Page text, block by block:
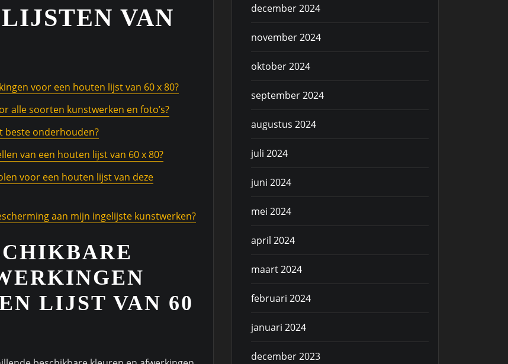
VAN
voor een houten lijst van 60 x 80?
alle soorten kunstwerken en foto’s?
beste onderhouden?
van een houten lijst van 60 x 80?
voor een houten lijst van deze
aan mijn ingelijste kunstwerken?
LIJST VAN 60
december 2024
november 2024
oktober 2024
september 2024
augustus 2024
juli 2024
juni 2024
mei 2024
april 2024
maart 2024
februari 2024
januari 2024
december 2023